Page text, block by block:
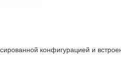
конфигурацией и